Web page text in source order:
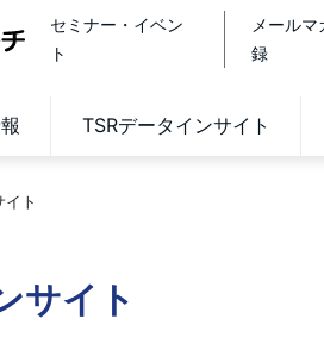
セミナー・イベン
ト
メール
録
TSRデータインサイト
イト
サイト